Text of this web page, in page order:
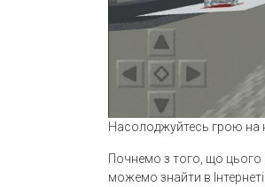
Насолоджуйтесь грою на
Почнемо з того, що цього
можемо знайти в